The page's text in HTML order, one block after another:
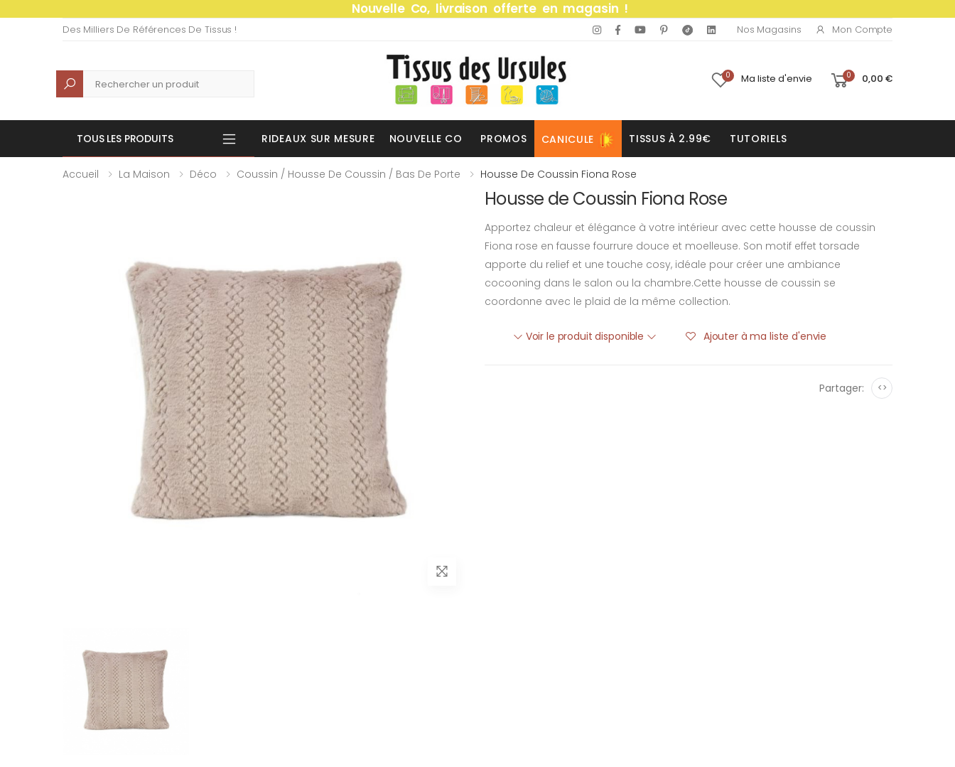
Nouvelle Co, livraison offerte en magasin !
Des Milliers De Références De Tissus ! Nos Magasins Mon Compte
Recherche 0 Ma liste d'envie 0 0,00 €
TOUS LES PRODUITS RIDEAUX SUR MESURE NOUVELLE CO PROMOS CANICULE TISSUS À 2.99€ TUTORIELS
Accueil La Maison Déco Coussin / Housse De Coussin / Bas De Porte Housse De Coussin Fiona Rose
Housse de Coussin Fiona Rose
Apportez chaleur et élégance à votre intérieur avec cette housse de coussin
Fiona rose en fausse fourrure douce et moelleuse. Son motif effet torsade
apporte du relief et une touche cosy, idéale pour créer une ambiance
cocooning dans le salon ou la chambre.Cette housse de coussin se
coordonne avec le plaid de la même collection.
Voir le produit disponible Ajouter à ma liste d'envie
Partager: <>